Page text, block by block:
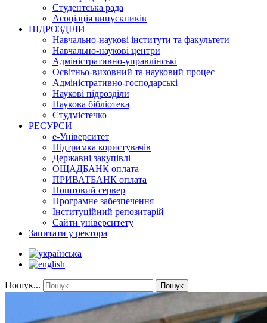
Студентська рада
Асоціація випускників
ПІДРОЗДІЛИ
Навчально-наукові інститути та факультети
Навчально-наукові центри
Адміністративно-управлінські
Освітньо-виховний та науковий процес
Адміністративно-господарські
Наукові підрозділи
Наукова бібліотека
Студмістечко
РЕСУРСИ
е-Університет
Підтримка користувачів
Державні закупівлі
ОЩАДБАНК оплата
ПРИВАТБАНК оплата
Поштовий сервер
Програмне забезпечення
Інституційний репозитарій
Сайти університету
Запитати у ректора
Пошук... Пошук